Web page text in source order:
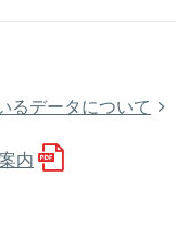
るデータについて
内